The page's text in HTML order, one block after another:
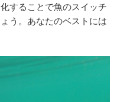
することで魚のスイッチ
う。あなたのベストには